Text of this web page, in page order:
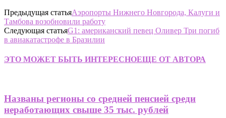
Предыдущая статьяАэропорты Нижнего Новгорода, Калуги и
Тамбова возобновили работу
Следующая статьяG1: американский певец Оливер Три погиб
в авиакатастрофе в Бразилии
ЭТО МОЖЕТ БЫТЬ ИНТЕРЕСНОЕЩЕ ОТ АВТОРА
Названы регионы со средней пенсией среди
неработающих свыше 35 тыс. рублей